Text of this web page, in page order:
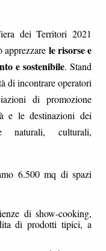
dei Territori 2021
le risorse e
e sostenibile. Stand
di incontrare operatori
di promozione
e le destinazioni dei
culturali,
6.500 mq di spazi
di show-cooking,
di prodotti tipici, a